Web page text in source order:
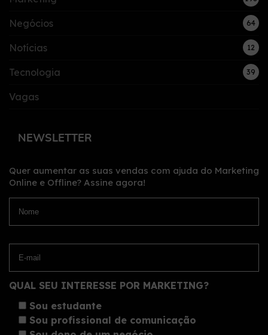
Negócios 64
Notícias 12
Tecnologia 39
Vagas
NEWSLETTER
Quer aumentar as suas vendas com ajuda do Marketing
Online e Offline? Assine agora!
QUAL SEU INTERESSE POR MARKETING?
Sou estudante
Sou profissional de comunicação